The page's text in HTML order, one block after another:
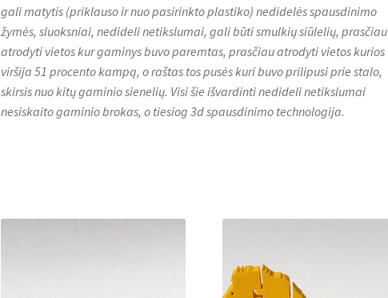
gali matytis (priklauso ir nuo pasirinkto plastiko) nedidelės spausdinimo
žymės, sluoksniai, nedideli netikslumai, gali būti smulkių siūlelių, prasčiau
atrodyti vietos kur gaminys buvo paremtas, prasčiau atrodyti vietos kurios
viršija 51 procento kampą, o raštas tos pusės kuri buvo prilipusi prie stalo,
skirsis nuo kitų gaminio sienelių. Visi šie išvardinti nedideli netikslumai
nesiskaito gaminio brokas, o tiesiog 3d spausdinimo technologija.